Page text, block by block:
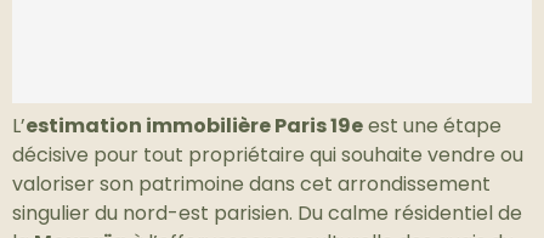
L’estimation immobilière Paris 19eest une étape
décisive pour tout propriétaire qui souhaite vendre ou
valoriser son patrimoine dans cet arrondissement
singulier du nord-est parisien. Du calme résidentiel de